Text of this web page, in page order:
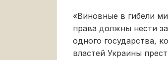
«Виновные в гибели
права должны нести
одного государства,
властей Украины